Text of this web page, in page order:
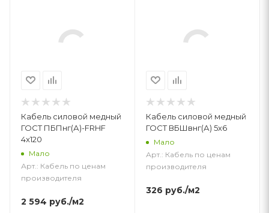
Кабель силовой медный
ГОСТ ПБПнг(А)-FRHF
4x120
Мало
Арт.: Кабель по ценам
производителя
2 594 руб./м2
Кабель силовой медный
ГОСТ ВБШвнг(А) 5х6
Мало
Арт.: Кабель по ценам
производителя
326 руб./м2